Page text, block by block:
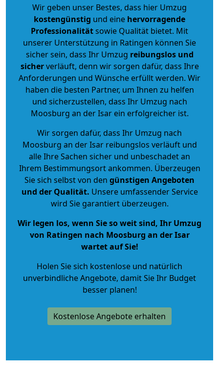
Wir geben unser Bestes, dass hier Umzug
kostengünstig und eine hervorragende
Professionalitätsowie Qualität bietet. Mit
unserer Unterstützung in Ratingen können Sie
sicher sein, dass Ihr Umzug reibungslos und
sicherverläuft, denn wir sorgen dafür, dass Ihre
Anforderungen und Wünsche erfüllt werden. Wir
haben die besten Partner, um Ihnen zu helfen
und sicherzustellen, dass Ihr Umzug nach
Moosburg an der Isar ein erfolgreicher ist.
Wir sorgen dafür, dass Ihr Umzug nach
Moosburg an der Isar reibungslos verläuft und
alle Ihre Sachen sicher und unbeschadet an
Ihrem Bestimmungsort ankommen. Überzeugen
Sie sich selbst von den günstigen Angeboten
und der Qualität. Unsere umfassender Service
wird Sie garantiert überzeugen.
Wir legen los, wenn Sie so weit sind, Ihr Umzug
von Ratingen nach Moosburg an der Isar
wartet auf Sie!
Holen Sie sich kostenlose und natürlich
unverbindliche Angebote, damit Sie Ihr Budget
besser planen!
Kostenlose Angebote erhalten